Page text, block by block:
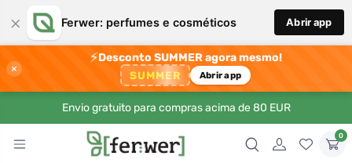
× Ferwer: perfumes e cosméticos Abrir app
×
⚡Desconto SUMMER agora mesmo!
SUMMER Abrir app
Envio gratuito para compras acima de 80 EUR
0